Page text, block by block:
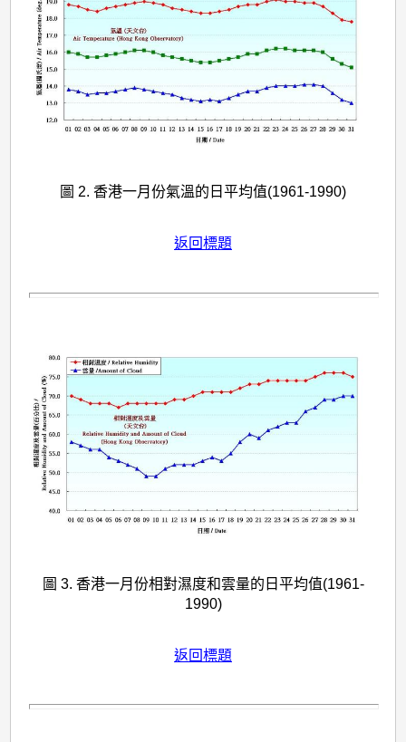
圖 2. 香港一月份氣溫的日平均值(1961-1990)
返回標題
圖 3. 香港一月份相對濕度和雲量的日平均值(1961-
1990)
返回標題